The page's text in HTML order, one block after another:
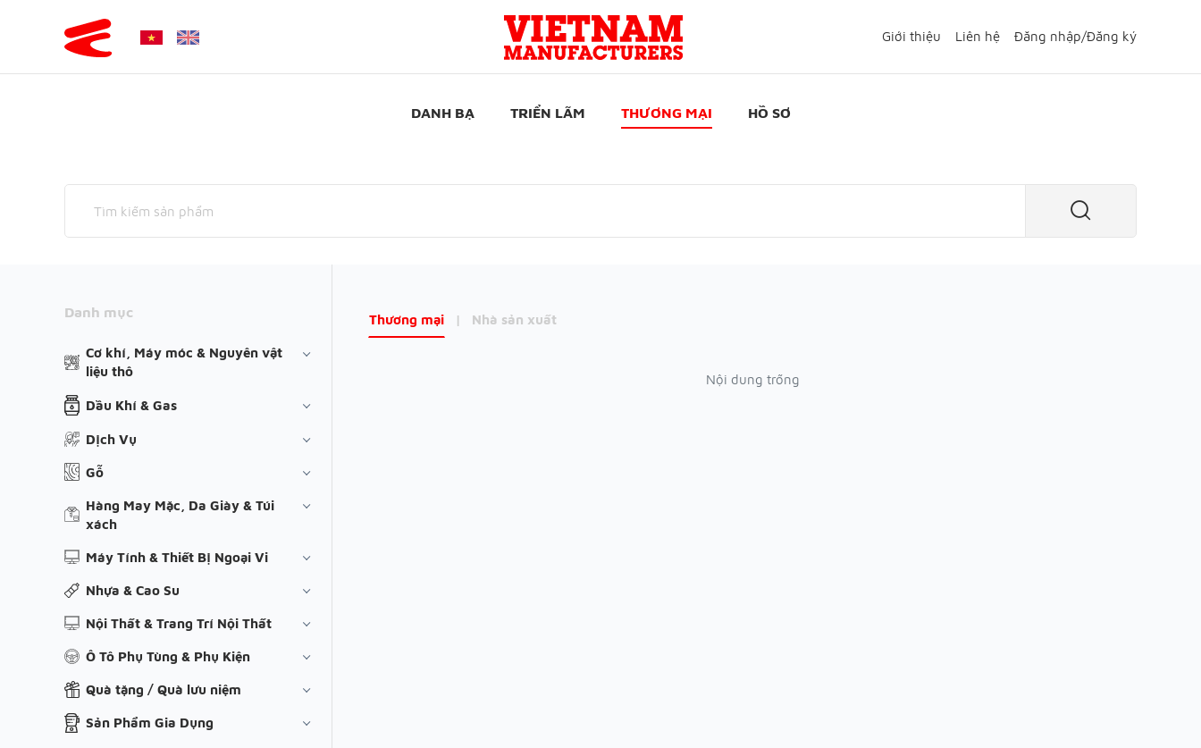
Giới thiệu Liên hệ Đăng nhập/Đăng ký
DANH BẠ TRIỂN LÃM THƯƠNG MẠI HỒ SƠ
Danh mục
Cơ khí, Máy móc & Nguyên vật
liệu thô
Dầu Khí & Gas
Dịch Vụ
Gỗ
Hàng May Mặc, Da Giày & Túi
xách
Máy Tính & Thiết Bị Ngoại Vi
Nhựa & Cao Su
Nội Thất & Trang Trí Nội Thất
Ô Tô Phụ Tùng & Phụ Kiện
Quà tặng / Quà lưu niệm
Sản Phẩm Gia Dụng
Thương mại | Nhà sản xuất
Nội dung trống